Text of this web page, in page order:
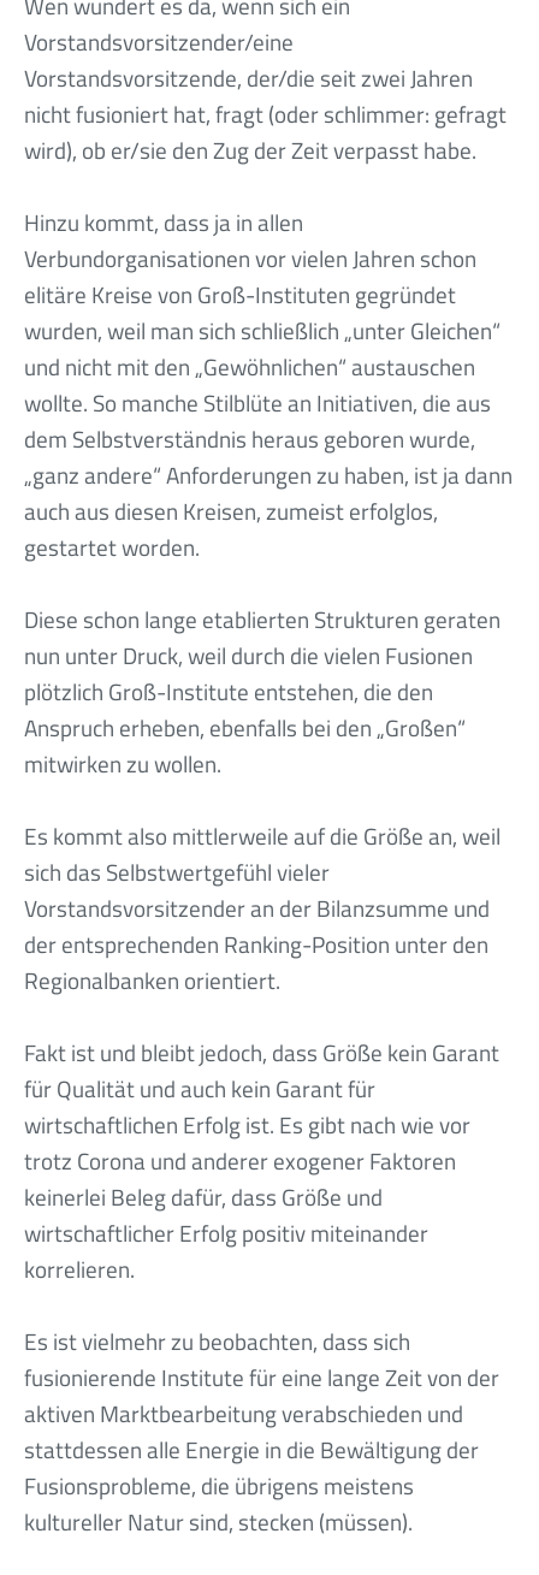
Vorstandsvorsitzender/eine
Vorstandsvorsitzende, der/die seit zwei Jahren
nicht fusioniert hat, fragt (oder schlimmer: gefragt
wird), ob er/sie den Zug der Zeit verpasst habe.
Hinzu kommt, dass ja in allen
Verbundorganisationen vor vielen Jahren schon
elitäre Kreise von Groß-Instituten gegründet
wurden, weil man sich schließlich „unter Gleichen“
und nicht mit den „Gewöhnlichen“ austauschen
wollte. So manche Stilblüte an Initiativen, die aus
dem Selbstverständnis heraus geboren wurde,
„ganz andere“ Anforderungen zu haben, ist ja dann
auch aus diesen Kreisen, zumeist erfolglos,
gestartet worden.
Diese schon lange etablierten Strukturen geraten
nun unter Druck, weil durch die vielen Fusionen
plötzlich Groß-Institute entstehen, die den
Anspruch erheben, ebenfalls bei den „Großen“
mitwirken zu wollen.
Es kommt also mittlerweile auf die Größe an, weil
sich das Selbstwertgefühl vieler
Vorstandsvorsitzender an der Bilanzsumme und
der entsprechenden Ranking-Position unter den
Regionalbanken orientiert.
Fakt ist und bleibt jedoch, dass Größe kein Garant
für Qualität und auch kein Garant für
wirtschaftlichen Erfolg ist. Es gibt nach wie vor
trotz Corona und anderer exogener Faktoren
keinerlei Beleg dafür, dass Größe und
wirtschaftlicher Erfolg positiv miteinander
korrelieren.
Es ist vielmehr zu beobachten, dass sich
fusionierende Institute für eine lange Zeit von der
aktiven Marktbearbeitung verabschieden und
stattdessen alle Energie in die Bewältigung der
Fusionsprobleme, die übrigens meistens
kultureller Natur sind, stecken (müssen).